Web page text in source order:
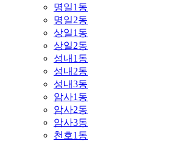
명일1동
명일2동
상일1동
상일2동
성내1동
성내2동
성내3동
암사1동
암사2동
암사3동
천호1동